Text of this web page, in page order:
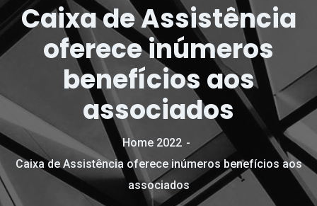
Caixa de Assistência
oferece inúmeros
benefícios aos
associados
Home 2022
Caixa de Assistência oferece inúmeros benefícios aos
associados